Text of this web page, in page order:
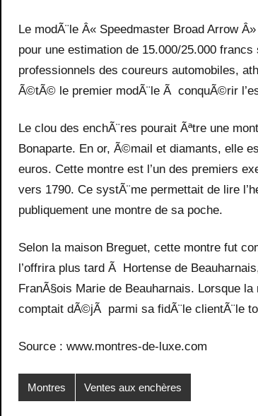
Le modÃ¨le Â« Speedmaster Broad Arrow
pour une estimation de 15.000/25.000
professionnels des coureurs automobiles,
Ã©tÃ© le premier modÃ¨le Ã conquÃ©rir
Le clou des enchÃ¨res pourait Ãªtre une
Bonaparte. En or, Ã©mail et diamants, elle
euros. Cette montre est l’un des premiers
vers 1790. Ce systÃ¨me permettait de lire
publiquement une montre de sa poche.
Selon la maison Breguet, cette montre fut
l’offrira plus tard Ã Hortense de
FranÃ§ois Marie de Beauharnais. Lorsque
comptait dÃ©jÃ parmi sa fidÃ¨le clientÃ¨le
Source : www.montres-de-luxe.com
Montres Ventes aux enchères